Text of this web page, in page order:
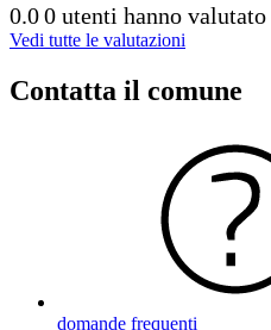
0.00 utenti hanno valutato
Vedi tutte le valutazioni
Contatta il comune
domande frequenti